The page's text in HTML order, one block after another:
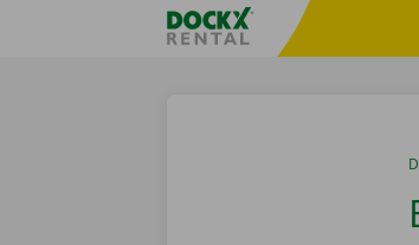
Taalselectie overslaanFratello DEMO